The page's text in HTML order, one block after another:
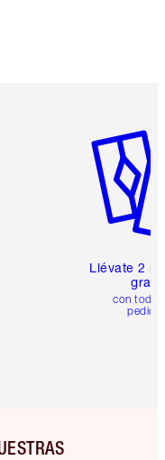
Llévate 2
gratis
con